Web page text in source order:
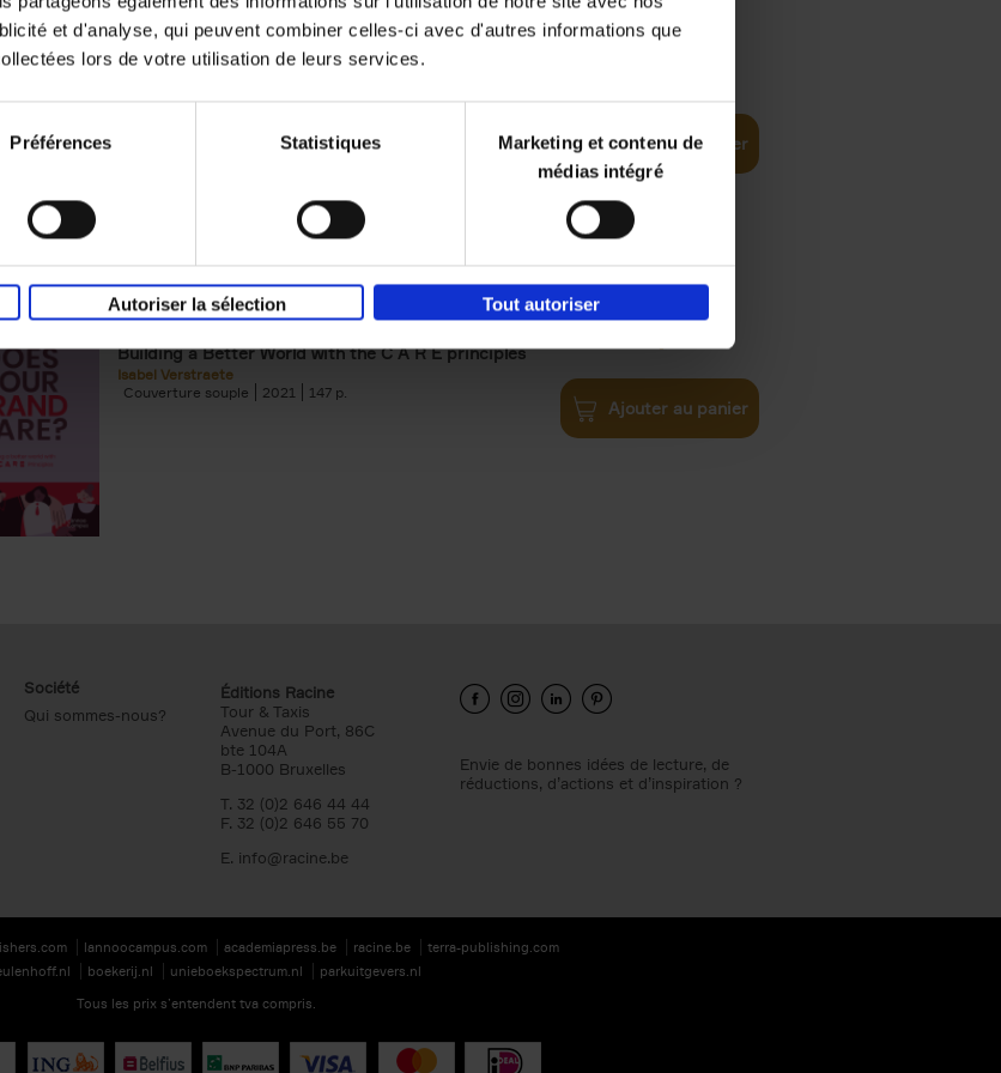
et d'analyse, qui peuvent combiner celles-ci avec d'autres informations que
lors de votre utilisation de leurs services.
Préférences Statistiques
Marketing et contenu de
médias intégré
Autoriser la sélection Tout autoriser
Building Bonds = Building Business
Ajouter au panier
Does Your Brand Care?
Building a Better World with the C A R E principles
Isabel Verstraete
Couverture souple
2021 147
€34,99
Ajouter au panier
Société
Qui sommes-nous?
Éditions Racine
Tour & Taxis
Avenue du Port, 86C
bte 104A
B-1000 Bruxelles
T. 32 (0)2 646 44 44
F. 32 (0)2 646 55 70
E. info@racine.be
Envie de bonnes idées de lecture, de
réductions, d’actions et d’inspiration ?
lannoocampus.com academiapress.be racine.be
terra-publishing.com
boekerij.nl unieboekspectrum.nl
parkuitgevers.nl
Tous les prix s’entendent tva compris.